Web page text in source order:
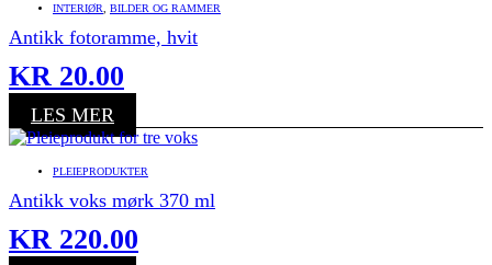
INTERIØR BILDER OG RAMMER
Antikk fotoramme, hvit
KR 20.00
LES MER
PLEIEPRODUKTER
Antikk voks mørk 370 ml
KR 220.00